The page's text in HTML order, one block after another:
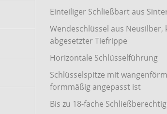
Einteiliger Schließbart aus
Wendeschlüssel aus
abgesetzter Tiefrippe
Horizontale Schlüsselführung
Schlüsselspitze mit
formmäßig angepasst ist
Bis zu 18-fache